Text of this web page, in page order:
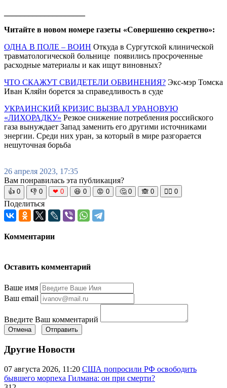
Читайте в новом номере газеты «Совершенно секретно»:
ОДНА В ПОЛЕ – ВОИН Откуда в Сургутской клинической
травматологической больнице появились просроченные
расходные материалы и как ищут виновных?
ЧТО СКАЖУТ СВИДЕТЕЛИ ОБВИНЕНИЯ? Экс-мэр Томска
Иван Кляйн борется за справедливость в суде
УКРАИНСКИЙ КРИЗИС ВЫЗВАЛ УРАНОВУЮ
«ЛИХОРАДКУ» Резкое снижение потребления российского
газа вынуждает Запад заменить его другими источниками
энергии. Среди них уран, за который в мире разгорается
нешуточная борьба
26 апреля 2023, 17:35
Вам понравилась эта публикация?
👍 0 👎 0 ❤ 0 😆 0 😡 0 🤔 0 🙈 0 🧘‍♀️ 0
Поделиться
Комментарии
Оставить комментарий
Ваше имя
Ваш email
Введите Ваш комментарий
Отмена Отправить
Другие Новости
07 августа 2026, 11:20 США попросили РФ освободить
бывшего морпеха Гилмана: он при смерти?